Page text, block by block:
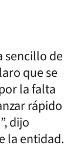
sencillo de
que se
la falta
rápido
dijo
la entidad.